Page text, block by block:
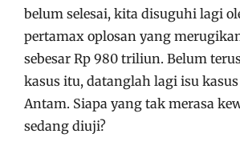
belum selesai, kita disuguhi lagi
pertamax oplosan yang
sebesar Rp 980 triliun. Belum
kasus itu, datanglah lagi isu
Antam. Siapa yang tak merasa
sedang diuji?